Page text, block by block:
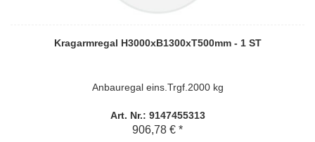
Kragarmregal H3000xB1300xT500mm - 1 ST
Anbauregal eins.Trgf.2000 kg
Art. Nr.: 9147455313
906,78 € *